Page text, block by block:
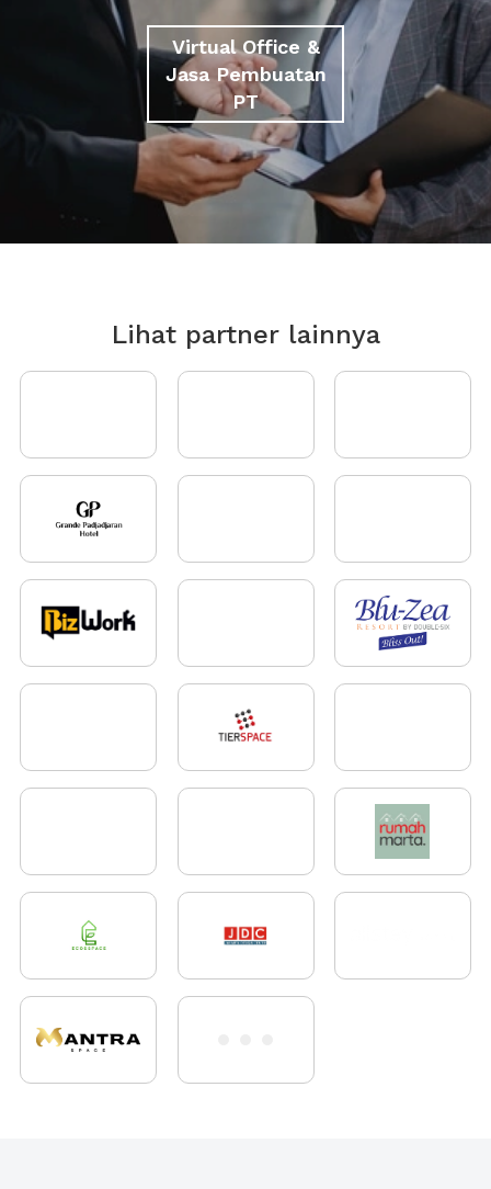
Virtual Office &
Jasa Pembuatan
PT
Lihat partner lainnya